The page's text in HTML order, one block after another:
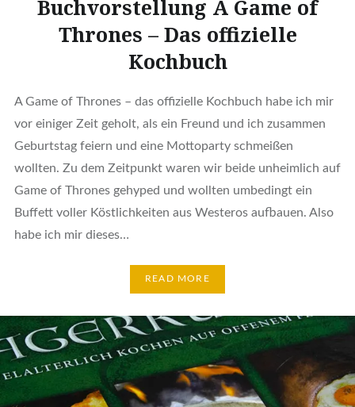
Buchvorstellung A Game of
Thrones – Das offizielle
Kochbuch
A Game of Thrones – das offizielle Kochbuch habe ich mir
vor einiger Zeit geholt, als ein Freund und ich zusammen
Geburtstag feiern und eine Mottoparty schmeißen
wollten. Zu dem Zeitpunkt waren wir beide unheimlich auf
Game of Thrones gehyped und wollten umbedingt ein
Buffett voller Köstlichkeiten aus Westeros aufbauen. Also
habe ich mir dieses…
READ MORE